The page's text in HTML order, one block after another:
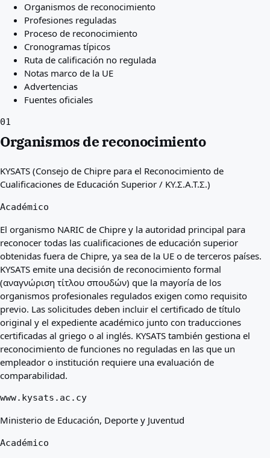
Organismos de reconocimiento
Profesiones reguladas
Proceso de reconocimiento
Cronogramas típicos
Ruta de calificación no regulada
Notas marco de la UE
Advertencias
Fuentes oficiales
01
Organismos de reconocimiento
KYSATS (Consejo de Chipre para el Reconocimiento de
Cualificaciones de Educación Superior / ΚΥ.Σ.Α.Τ.Σ.)
Académico
El organismo NARIC de Chipre y la autoridad principal para
reconocer todas las cualificaciones de educación superior
obtenidas fuera de Chipre, ya sea de la UE o de terceros países.
KYSATS emite una decisión de reconocimiento formal
(αναγνώριση τίτλου σπουδών) que la mayoría de los
organismos profesionales regulados exigen como requisito
previo. Las solicitudes deben incluir el certificado de título
original y el expediente académico junto con traducciones
certificadas al griego o al inglés. KYSATS también gestiona el
reconocimiento de funciones no reguladas en las que un
empleador o institución requiere una evaluación de
comparabilidad.
www.kysats.ac.cy
Ministerio de Educación, Deporte y Juventud
Académico